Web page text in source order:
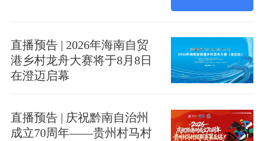
直播预告 | 2026年海南自贸
港乡村龙舟大赛将于8月8日
在澄迈启幕
直播预告 | 庆祝黔南自治州
成立70周年——贵州村马村